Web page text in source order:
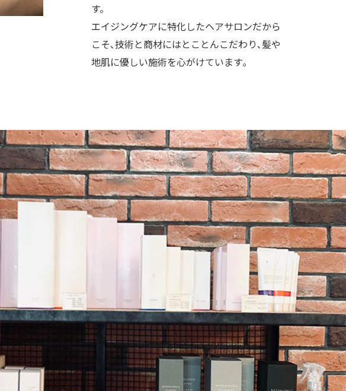
す。
エイジングケアに特化したヘアサロンだから
こそ､技術と商材にはとことんこだわり､髪や
地肌に優しい施術を心がけています｡